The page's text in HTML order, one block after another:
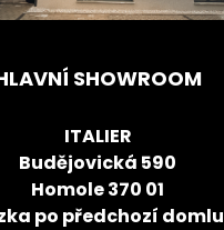
SHOWROOM
ITALIER
Budějovická 590
Homole 370 01
po předchozí